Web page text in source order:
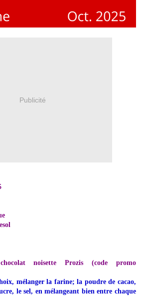
Publicité
noisette Prozis (code promo
mélanger la farine; la poudre de cacao,
le sel, en mélangeant bien entre chaque